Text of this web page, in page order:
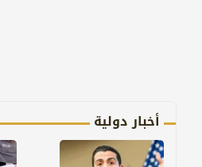
أخبار دولية